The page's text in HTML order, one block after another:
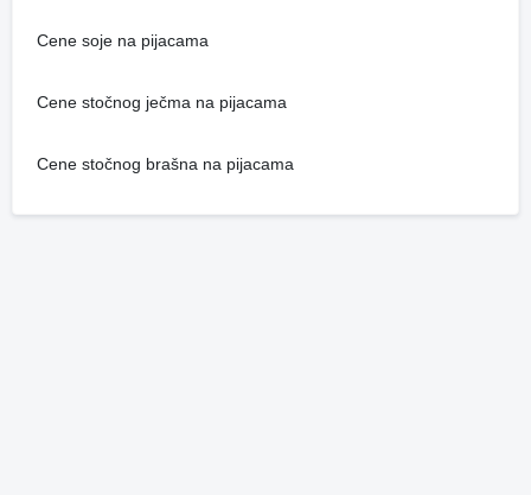
Cene soje na pijacama
Cene stočnog ječma na pijacama
Cene stočnog brašna na pijacama